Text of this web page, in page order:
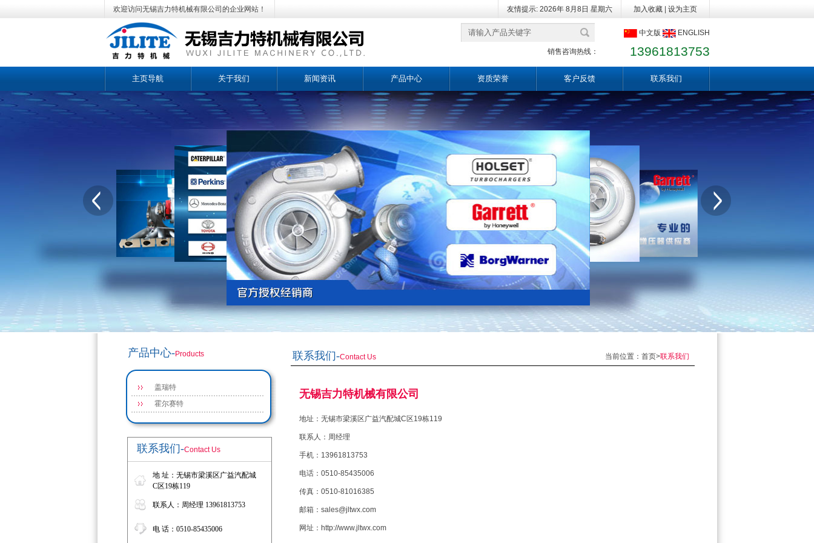
欢迎访问无锡吉力特机械有限公司的企业网站！ 友情提示: 2026年 8月8日 星期六 加入收藏 设为主页
中文版 ENGLISH
销售咨询热线： 13961813753
主页导航 关于我们 新闻资讯 产品中心 资质荣誉 客户反馈 联系我们
产品中心-Products
盖瑞特
霍尔赛特
联系我们-Contact Us
地 址：无锡市梁溪区广益汽配城
C区19栋119
联系人：周经理 13961813753
电 话：0510-85435006
联系我们-Contact Us 当前位置：首页>联系我们
无锡吉力特机械有限公司
地址：无锡市梁溪区广益汽配城C区19栋119
联系人：周经理
手机：13961813753
电话：0510-85435006
传真：0510-81016385
邮箱：sales@jltwx.com
网址：http://www.jltwx.com